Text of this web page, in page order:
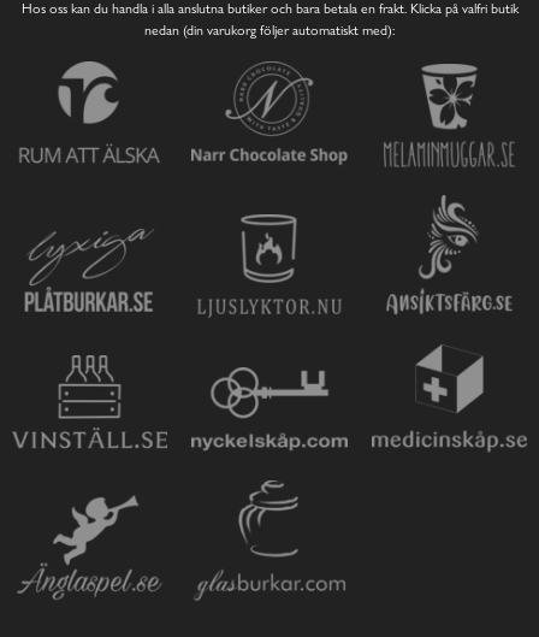
Hos oss kan du handla i alla anslutna butiker och bara betala en frakt. Klicka på valfri butik
nedan (din varukorg följer automatiskt med):